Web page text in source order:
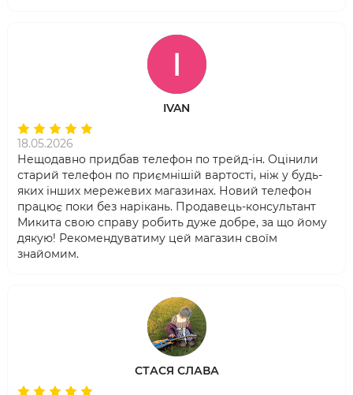
IVAN
18.05.2026
Нещодавно придбав телефон по трейд-ін. Оцінили
старий телефон по приємнішій вартості, ніж у будь-
яких інших мережевих магазинах. Новий телефон
працює поки без нарікань. Продавець-консультант
Микита свою справу робить дуже добре, за що йому
дякую! Рекомендуватиму цей магазин своїм
знайомим.
СТАСЯ СЛАВА